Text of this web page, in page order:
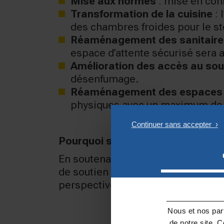
Nous et nos
Transformation de la cuisine :
des chambres froides pour le
Réaménagement des
espace d’attente sécurisé sera
Amélioration des accès au
désenfumage.
Réaménagement des espaces
physiques avec un maximum
Pourquoi soutenir ce projet ?
En soutenant cette rénovation,
de soutien pour les jeunes du
perspectives d’avenir et de leur